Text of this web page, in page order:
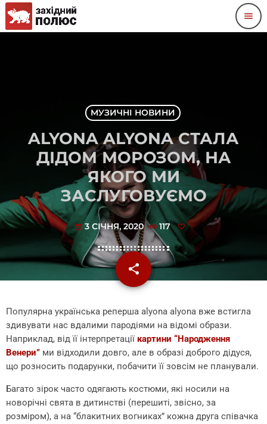
menu
МУЗИЧНІ НОВИНИ
ALYONA ALYONA СТАЛА
ДІДОМ МОРОЗОМ, НА
ЯКОГО МИ
ЗАСЛУГОВУЄМО
today 3 СІЧНЯ, 2020 117
share
email
Популярна українська реперша alyona alyona вже встигла
здивувати нас вдалими пародіями на відомі образи.
Наприклад, від її інтерпретації картини “Народження
Венери” ми відходили довго, але в образі доброго дідуся,
що розносить подарунки, побачити її зовсім не планували.
Багато зірок часто одягають костюми, які носили на
новорічні свята в дитинстві (перешиті, звісно, за
розміром), а на “блакитних вогниках” кожна друга співачка